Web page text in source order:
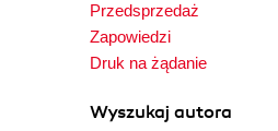
Przedsprzedaż
Zapowiedzi
Druk na żądanie
Wyszukaj autora